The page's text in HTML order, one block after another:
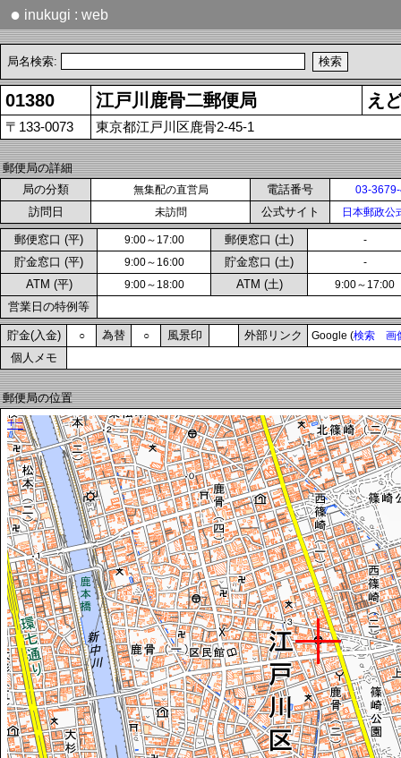
● inukugi : web
局名検索:
01380 江戸川鹿骨二郵便局 え
〒133-0073 東京都江戸川区鹿骨2-45-1
郵便局の詳細
局の分類
無集配の直営局 電話番号 03-
訪問日 未訪問 公式サイト 日本郵政公
郵便窓口 (平) 9:00～17:00 郵便窓口 (土) -
貯金窓口 (平) 9:00～16:00 貯金窓口 (土) -
ATM (平) 9:00～18:00 ATM (土) 9:00～17:00
営業日の特例等
貯金(入金) ○ 為替 ○ 風景印 外部リンク Google (検索 画
個人メモ
郵便局の位置